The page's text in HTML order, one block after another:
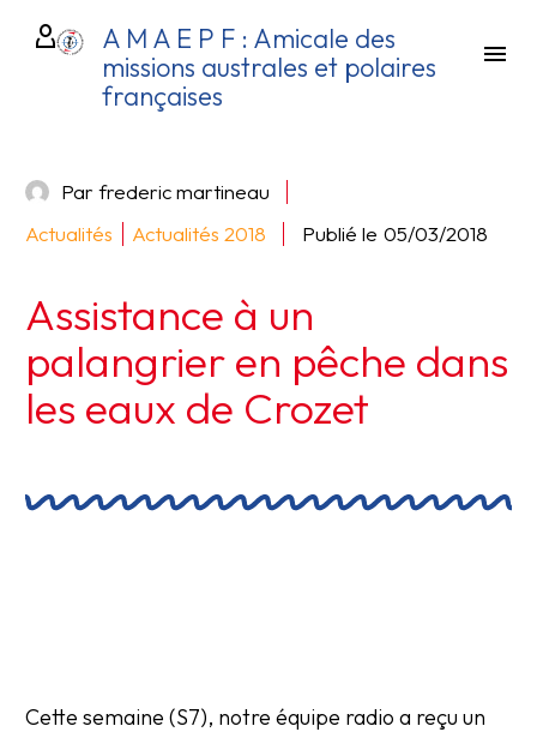
A M A E P F : Amicale des
missions australes et polaires
françaises
Par frederic martineau
Actualités
Actualités 2018 Publié le 05/03/2018
Assistance à un
palangrier en pêche dans
les eaux de Crozet
Cette semaine (S7), notre équipe radio a reçu un